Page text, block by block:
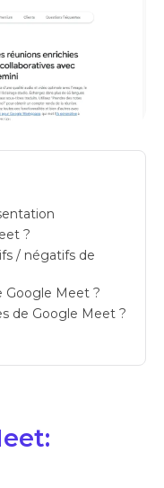
prix
?
/ négatifs de
Google Meet ?
de Google Meet ?